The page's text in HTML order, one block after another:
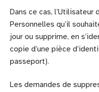
Dans ce cas, l’Utilisateur
Personnelles qu’il
jour ou supprime, en
copie d’une pièce
passeport).
Les demandes de